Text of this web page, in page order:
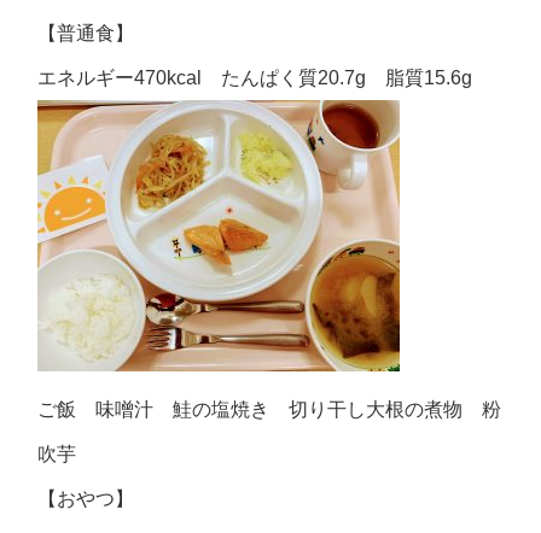
【普通食】
エネルギー470kcal たんぱく質20.7g 脂質15.6g
ご飯 味噌汁 鮭の塩焼き 切り干し大根の煮物 粉
吹芋
【おやつ】